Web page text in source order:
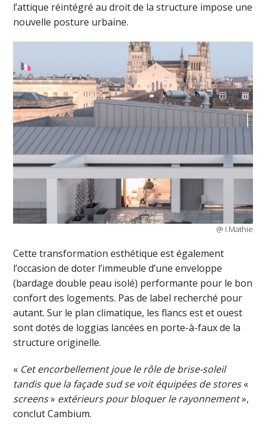
l’attique réintégré au droit de la structure impose une
nouvelle posture urbaine.
@ I.Mathie
Cette transformation esthétique est également
l’occasion de doter l’immeuble d’une enveloppe
(bardage double peau isolé) performante pour le bon
confort des logements. Pas de label recherché pour
autant. Sur le plan climatique, les flancs est et ouest
sont dotés de loggias lancées en porte-à-faux de la
structure originelle.
« Cet encorbellement joue le rôle de brise-soleil
tandis que la façade sud se voit équipées de stores«
screens» extérieurs pour bloquer le rayonnement»,
conclut Cambium.